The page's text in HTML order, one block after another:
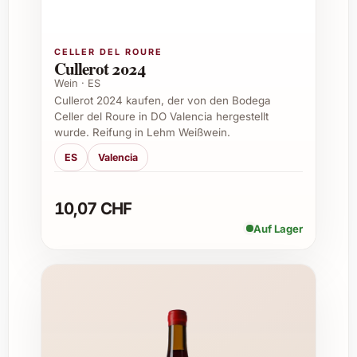
Empfehlungen für Anlässe und
Geschenkideen
Der Swartberg Wingerde Miracle Bush White
2022 eignet sich perfekt für folgende
Situationen:
Jubiläen
Weihnachtsfeiern und Silvesterpartys
Mitbringsel für Weinliebhaber und enge
CELLER DEL ROURE
Cullerot 2024
Wein · ES
Cullerot 2024 kaufen, der von den Bodega
Celler del Roure in DO Valencia hergestellt
wurde. Reifung in Lehm Weißwein.
ES Valencia
10,07 CHF
Auf Lager